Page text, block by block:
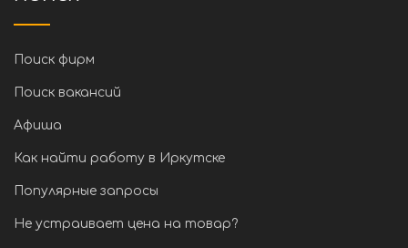
Поиск фирм
Поиск вакансий
Афиша
Как найти работу в Иркутске
Популярные запросы
Не устраивает цена на товар?